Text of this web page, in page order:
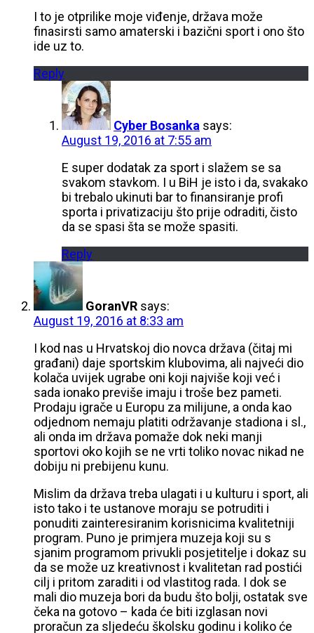
I to je otprilike moje viđenje, država može
finasirsti samo amaterski i bazični sport i ono što
ide uz to.
Reply
Cyber Bosanka says:
August 19, 2016 at 7:55 am
E super dodatak za sport i slažem se sa
svakom stavkom. I u BiH je isto i da, svakako
bi trebalo ukinuti bar to finansiranje profi
sporta i privatizaciju što prije odraditi, čisto
da se spasi šta se može spasiti.
Reply
GoranVR says:
August 19, 2016 at 8:33 am
I kod nas u Hrvatskoj dio novca država (čitaj mi
građani) daje sportskim klubovima, ali najveći dio
kolača uvijek ugrabe oni koji najviše koji već i
sada ionako previše imaju i troše bez pameti.
Prodaju igrače u Europu za milijune, a onda kao
odjednom nemaju platiti održavanje stadiona i sl.,
ali onda im država pomaže dok neki manji
sportovi oko kojih se ne vrti toliko novac nikad ne
dobiju ni prebijenu kunu.
Mislim da država treba ulagati i u kulturu i sport, ali
isto tako i te ustanove moraju se potruditi i
ponuditi zainteresiranim korisnicima kvalitetniji
program. Puno je primjera muzeja koji su s
sjanim programom privukli posjetitelje i dokaz su
da se može uz kreativnost i kvalitetan rad postići
cilj i pritom zaraditi i od vlastitog rada. I dok se
mali dio muzeja bori da budu što bolji, ostatak sve
čeka na gotovo – kada će biti izglasan novi
proračun za sljedeću školsku godinu i koliko će